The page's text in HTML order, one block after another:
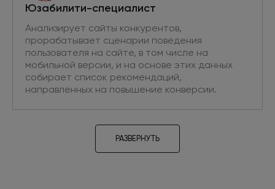
Юзабилити-специалист
Анализирует сайты конкурентов,
прорабатывает сценарии поведения
пользователя на сайте, в том числе на
мобильной версии, и на основе этих данных
собирает список рекомендаций,
направленных на повышение конверсии.
РАЗВЕРНУТЬ